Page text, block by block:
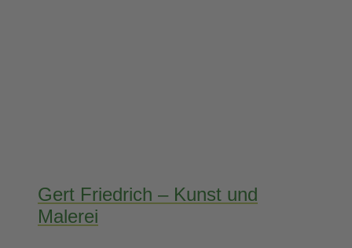
Gert Friedrich – Kunst und
Malerei